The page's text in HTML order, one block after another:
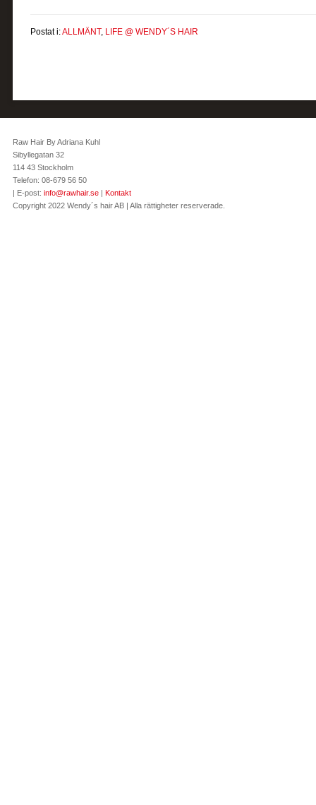
Postat i:ALLMÄNT, LIFE @ WENDY´S HAIR
Raw Hair By Adriana Kuhl
Sibyllegatan 32
114 43 Stockholm
Telefon: 08-679 56 50
| E-post: info@rawhair.se | Kontakt
Copyright 2022 Wendy´s hair AB | Alla rättigheter reserverade.